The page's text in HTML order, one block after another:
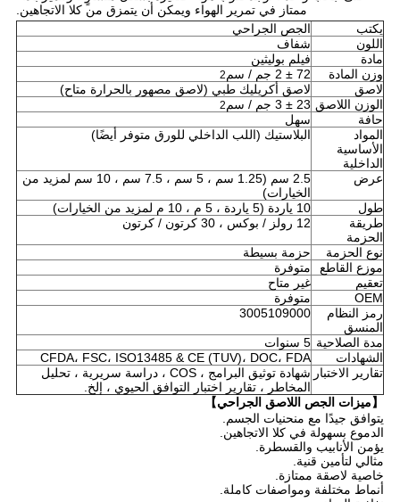
ممتاز في تمرير الهواء ويمكن أن يتمزق من كلا الاتجاهين.
يكتب
الجص الجراحي
اللون
شفاف
مادة
فيلم بوليثين
وزن المادة
72 ± 2 جم / سم 2
لاصق
لاصق أكريليك طبي (لاصق مصهور بالحرارة متاح)
الوزن اللاصق 23 ± 3 جم / سم 2
حافة
سهل
المواد
الأساسية
الداخلية
البلاستيك (اللب الداخلي للورق متوفر أيضًا)
عرض
2.5 سم (1.25 سم ، 5 سم ، 7.5 سم ، 10 سم لمزيد من
الخيارات)
طول
10 ياردة (5 ياردة ، 5 م ، 10 م لمزيد من الخيارات)
طريقة
الحزمة
12 رولز / بوكس ​​، 30 كرتون / كرتون
نوع الحزمة
حزمة بسيطة
موزع القاطع
متوفرة
تعقيم
غير متاح
OEM
متوفرة
رمز النظام
المنسق
3005109000
مدة الصلاحية 5 سنوات
الشهادات
CFDA، FSC، ISO13485 & CE (TUV)، DOC، FDA
تقارير الاختبار
شهادة توثيق البرامج ، COS ، دراسة سريرية ، تحليل
المخاطر ، تقارير اختبار التوافق الحيوي ، إلخ.
【ميزات الجص اللاصق الجراحي】
يتوافق جيدًا مع منحنيات الجسم.
الدموع بسهولة في كلا الاتجاهين.
يؤمن الأنابيب والقسطرة.
مثالي لتأمين قنية.
خاصية لاصقة ممتازة.
أنماط مختلفة ومواصفات كاملة.